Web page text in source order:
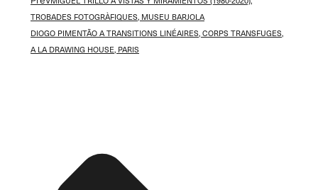
TROBADES FOTOGRÀFIQUES, MUSEU BARJOLA
DIOGO PIMENTÃO A TRANSITIONS LINÉAIRES, CORPS TRANSFUGES,
A LA DRAWING HOUSE, PARIS